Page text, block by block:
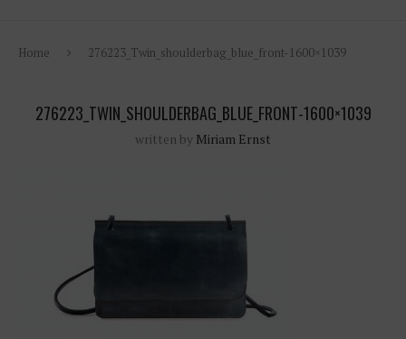
Home 276223_Twin_shoulderbag_blue_front-1600×1039
276223_TWIN_SHOULDERBAG_BLUE_FRONT-1600×1039
written by Miriam Ernst